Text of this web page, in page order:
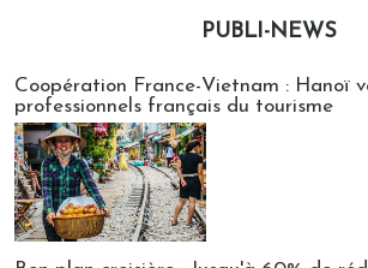
PUBLI-NEWS
Coopération France-Vietnam : Hanoï
professionnels français du tourisme